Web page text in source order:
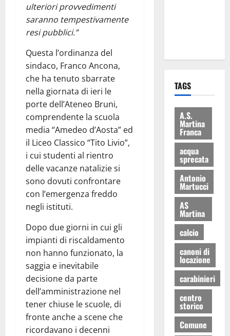
ulteriori provvedimenti
saranno tempestivamente
resi pubblici.”
Questa l’ordinanza del
sindaco, Franco Ancona,
che ha tenuto sbarrate
nella giornata di ieri le
porte dell’Ateneo Bruni,
comprendente la scuola
media “Amedeo d’Aosta” ed
il Liceo Classico “Tito Livio”,
i cui studenti al rientro
delle vacanze natalizie si
sono dovuti confrontare
con l’emergenza freddo
negli istituti.
Dopo due giorni in cui gli
impianti di riscaldamento
non hanno funzionato, la
saggia e inevitabile
decisione da parte
dell’amministrazione nel
tener chiuse le scuole, di
fronte anche a scene che
ricordavano i decenni
TAGS
A.S.
Martina
Franca
acqua
sprecata
Antonio
Martucci
AS
Martina
calcio
canoni di
locazione
carabinieri
centro
storico
Comune